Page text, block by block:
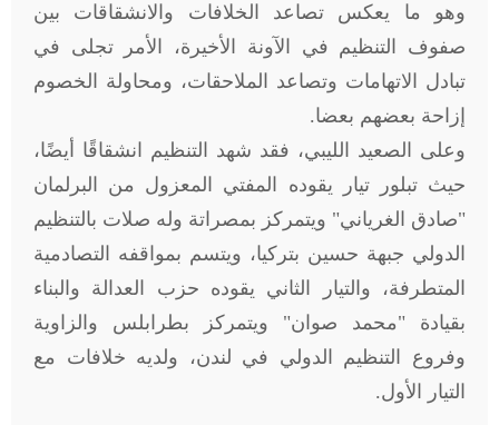
وهو ما يعكس تصاعد الخلافات والانشقاقات بين
صفوف التنظيم في الآونة الأخيرة، الأمر تجلى في
تبادل الاتهامات وتصاعد الملاحقات، ومحاولة الخصوم
إزاحة بعضهم بعضا.
وعلى الصعيد الليبي، فقد شهد التنظيم انشقاقًا أيضًا،
حيث تبلور تيار يقوده المفتي المعزول من البرلمان
"صادق الغرياني" ويتمركز بمصراتة وله صلات بالتنظيم
الدولي جبهة حسين بتركيا، ويتسم بمواقفه التصادمية
المتطرفة، والتيار الثاني يقوده حزب العدالة والبناء
بقيادة "محمد صوان" ويتمركز بطرابلس والزاوية
وفروع التنظيم الدولي في لندن، ولديه خلافات مع
التيار الأول.